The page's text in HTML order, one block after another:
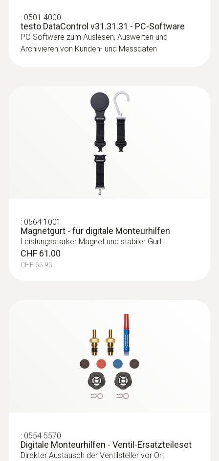
Temperaturfühler mit Klettband (NTC)
Mit Klettband: sorgt für eine einfache
Befestigung des Oberflächenfühlers an
Rohren mit Rohrdurchmesser bis 75 mm
: 0501 4000
testo DataControl v31.31.31 - PC-Software
PC-Software zum Auslesen, Auswerten und
Archivieren von Kunden- und Messdaten
: 0564 1001
Magnetgurt - für digitale Monteurhilfen
Leistungsstarker Magnet und stabiler Gurt
CHF 61.00
CHF 65.95
: 0554 5570
Digitale Monteurhilfen - Ventil-Ersatzteileset
Direkter Austausch der Ventilsteller vor Ort